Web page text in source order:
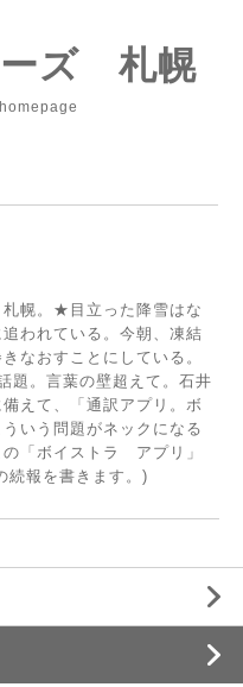
ーズ 札幌
幌。★目立った降雪はな
われている。今朝、凍結
なおすことにしている。
題。言葉の壁超えて。石井
えて、「通訳アプリ。ボ
いう問題がネックになる
「ボイストラ アプリ」
続報を書きます。)